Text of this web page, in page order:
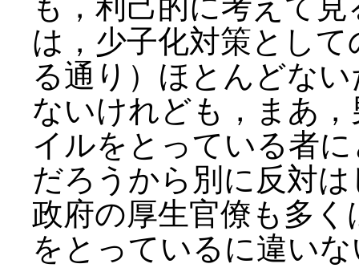
は，少子化対策とし
る通り）ほとんどな
ないけれども，まあ
イルをとっている者
だろうから別に反対
政府の厚生官僚も多
をとっているに違い